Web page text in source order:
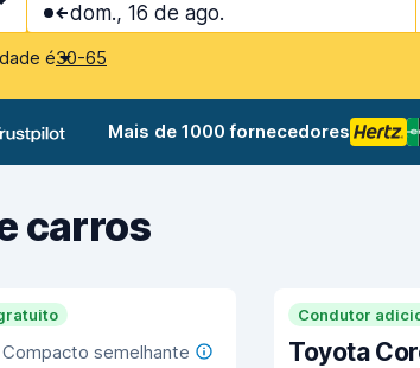
dom., 16 de ago.
é30-65
Mais de 1000 fornecedores
carros
semelhante
Condutor
Toyota